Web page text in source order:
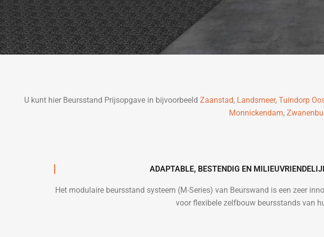
U kunt hier Beursstand Prijsopgave in bijvoorbeeld Zaanstad, Landsmeer, Tuindorp
Monnickendam,
ADAPTABLE, BESTENDIG EN
Het modulaire beursstand systeem (M-Series) van Beurswand is een zeer
voor flexibele zelfbouw beursstands van